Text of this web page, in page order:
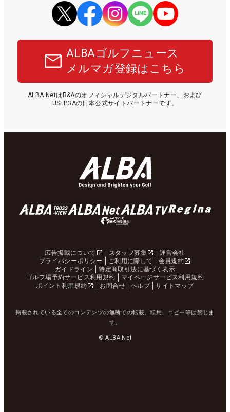
ALBAゴルフニュース
メルマガ登録はこちら
ALBA NetはR&Aのオフィシャルデジタルパートナー、および
USLPGAの日本公式サイトパートナーです。
広告掲載について スタッフ募集
運営会社
プライバシーポリシー
ご利用に際して
会員規約
ガイドライン
特定商取引法に基づく表示
ゴルフ場予約サービス利用規約
マイページサービス利用規約
ポイント利用規約
お問合せ ヘルプ サイトマップ
掲載されている全てのコンテンツの無断での転載、転用、コピー等は禁じま
す。
© ALBA Net